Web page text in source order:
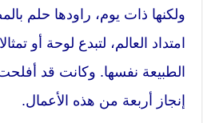
امتداد العالم، لتبدع لوحة أو
الطبيعة نفسها. وكانت قد
إنجاز أربعة من هذه الأعمال.